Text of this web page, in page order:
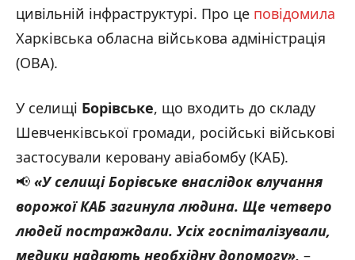
цивільній інфраструктурі. Про це повідомила
Харківська обласна військова адміністрація
(ОВА).
У селищі Борівське, що входить до складу
Шевченківської громади, російські військові
застосували керовану авіабомбу (КАБ).
📢 «У селищі Борівське внаслідок влучання
ворожої КАБ загинула людина. Ще четверо
людей постраждали. Усіх госпіталізували,
медики надають необхідну допомогу», –